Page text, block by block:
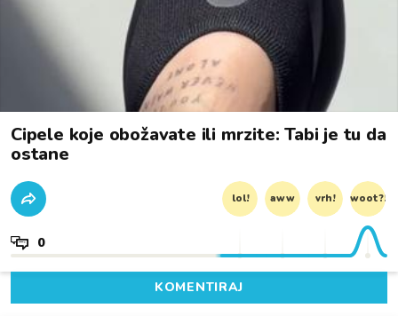
Cipele koje obožavate ili mrzite: Tabi je tu da
ostane
lol! aww vrh! woot?!
0
KOMENTIRAJ